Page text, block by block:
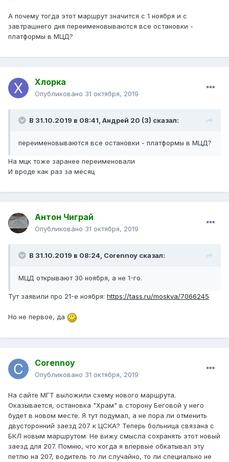
А почему тогда этот маршрут значится с 1 ноября и с
завтрашнего дня переименовываются все остановки -
платформы в МЦД?
Хлорка
Опубликовано 31 октября, 2019
В 31.10.2019 в 08:41, Андрей 20 (3) сказал:
переименовываются все остановки - платформы в МЦД?
На мцк тоже заранее переименовали
И вроде как раз за месяц
Антон Чиграй
Опубликовано 31 октября, 2019
В 31.10.2019 в 08:24, Corennoy сказал:
МЦД открывают 30 ноября, а не 1-го.
Тут заявили про 21-е ноября: https://tass.ru/moskva/7066245
Но не первое, да
Corennoy
Опубликовано 31 октября, 2019
На сайте МГТ выложили схему нового маршрута.
Оказывается, остановка "Храм" в сторону Беговой у него
будет в новом месте. Я тут подумал, а не пора ли отменить
двусторонний заезд 207 к ЦСКА? Теперь больница связана с
БКЛ новым маршрутом. Не вижу смысла сохранять этот новый
заезд для 207. Помню, что когда я впервые обкатывал эту
петлю на 207, водитель то ли случайно, то ли специально не